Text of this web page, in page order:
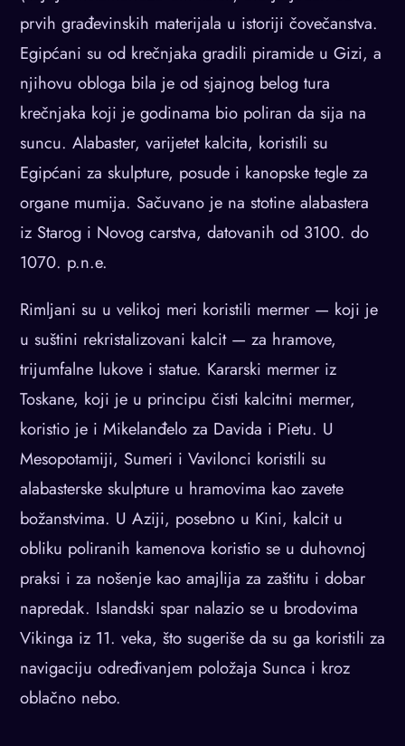
prvih građevinskih materijala u istoriji čovečanstva.
Egipćani su od krečnjaka gradili piramide u Gizi, a
njihovu obloga bila je od sjajnog belog tura
krečnjaka koji je godinama bio poliran da sija na
suncu. Alabaster, varijetet kalcita, koristili su
Egipćani za skulpture, posude i kanopske tegle za
organe mumija. Sačuvano je na stotine alabastera
iz Starog i Novog carstva, datovanih od 3100. do
1070. p.n.e.
Rimljani su u velikoj meri koristili mermer — koji je
u suštini rekristalizovani kalcit — za hramove,
trijumfalne lukove i statue. Kararski mermer iz
Toskane, koji je u principu čisti kalcitni mermer,
koristio je i Mikelanđelo za Davida i Pietu. U
Mesopotamiji, Sumeri i Vavilonci koristili su
alabasterske skulpture u hramovima kao zavete
božanstvima. U Aziji, posebno u Kini, kalcit u
obliku poliranih kamenova koristio se u duhovnoj
praksi i za nošenje kao amajlija za zaštitu i dobar
napredak. Islandski spar nalazio se u brodovima
Vikinga iz 11. veka, što sugeriše da su ga koristili za
navigaciju određivanjem položaja Sunca i kroz
oblačno nebo.